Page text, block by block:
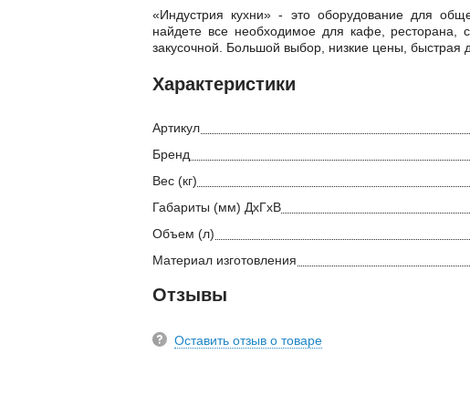
«Индустрия кухни» - это оборудование для
найдете все необходимое для кафе, ресторана,
закусочной. Большой выбор, низкие цены, быстрая
Характеристики
Артикул
Бренд
Вес (кг)
Габариты (мм) ДхГхВ
Объем (л)
Материал изготовления
Отзывы
Оставить отзыв о товаре